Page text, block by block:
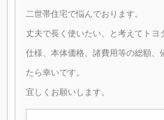
二世帯住宅で悩んでおります。
丈夫で長く使いたい、と考えてトヨ
仕様、本体価格、諸費用等の総額、
たら幸いです。
宜しくお願いします。